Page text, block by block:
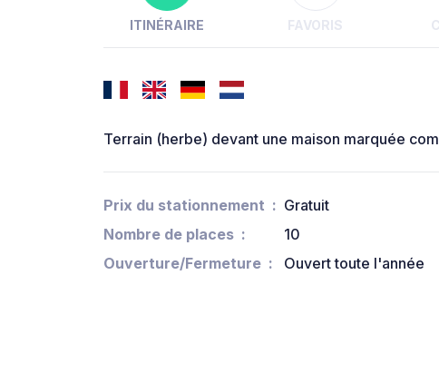
ITINÉRAIRE FAVORIS
Terrain (herbe) devant une maison marquée
Prix du stationnement
Gratuit
Nombre de places
10
Ouverture/Fermeture
Ouvert toute l'année